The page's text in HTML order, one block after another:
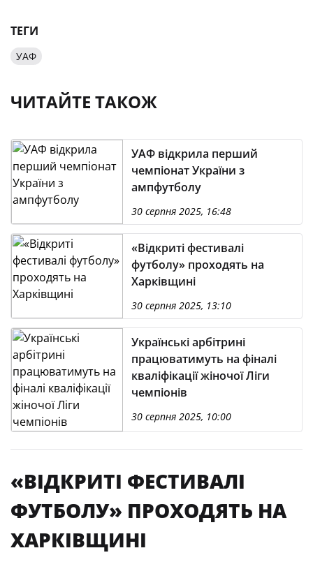
ТЕГИ
УАФ
ЧИТАЙТЕ ТАКОЖ
УАФ відкрила перший
чемпіонат України з
ампфутболу
30 серпня 2025, 16:48
«Відкриті фестивалі
футболу» проходять на
Харківщині
30 серпня 2025, 13:10
Українські арбітрині
працюватимуть на фіналі
кваліфікації жіночої Ліги
чемпіонів
30 серпня 2025, 10:00
«ВІДКРИТІ ФЕСТИВАЛІ
ФУТБОЛУ» ПРОХОДЯТЬ НА
ХАРКІВЩИНІ